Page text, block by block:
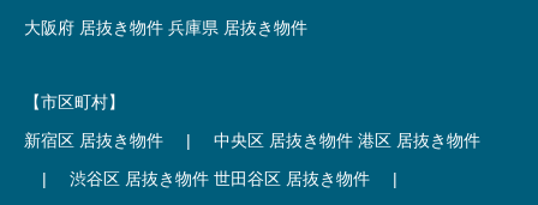
大阪府 居抜き物件 兵庫県 居抜き物件
【市区町村】
新宿区 居抜き物件
| 中央区 居抜き物件 港区 居抜き物件
|
渋谷区 居抜き物件 世田谷区 居抜き物件
|